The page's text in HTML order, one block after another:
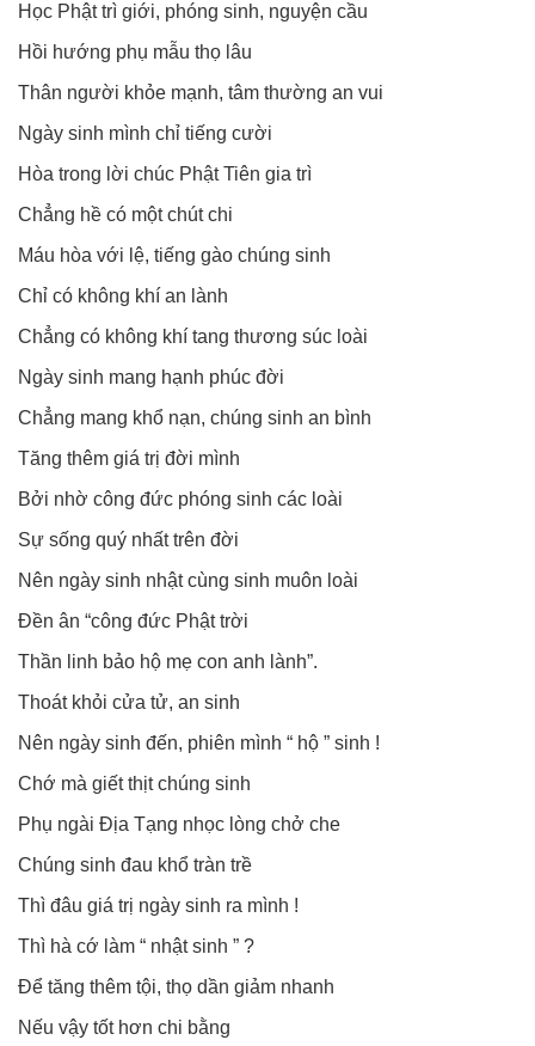
Học Phật trì giới, phóng sinh, nguyện cầu
Hồi hướng phụ mẫu thọ lâu
Thân người khỏe mạnh, tâm thường an vui
Ngày sinh mình chỉ tiếng cười
Hòa trong lời chúc Phật Tiên gia trì
Chẳng hề có một chút chi
Máu hòa với lệ, tiếng gào chúng sinh
Chỉ có không khí an lành
Chẳng có không khí tang thương súc loài
Ngày sinh mang hạnh phúc đời
Chẳng mang khổ nạn, chúng sinh an bình
Tăng thêm giá trị đời mình
Bởi nhờ công đức phóng sinh các loài
Sự sống quý nhất trên đời
Nên ngày sinh nhật cùng sinh muôn loài
Đền ân “công đức Phật trời
Thần linh bảo hộ mẹ con anh lành”.
Thoát khỏi cửa tử, an sinh
Nên ngày sinh đến, phiên mình “ hộ ” sinh !
Chớ mà giết thịt chúng sinh
Phụ ngài Địa Tạng nhọc lòng chở che
Chúng sinh đau khổ tràn trề
Thì đâu giá trị ngày sinh ra mình !
Thì hà cớ làm “ nhật sinh ” ?
Để tăng thêm tội, thọ dần giảm nhanh
Nếu vậy tốt hơn chi bằng